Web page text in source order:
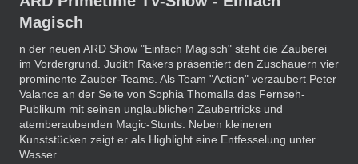
Magisch
n der neuen ARD Show "Einfach Magisch" steht die Zauberei
im Vordergrund. Judith Rakers präsentiert den Zuschauern vier
prominente Zauber-Teams. Als Team "Action" verzaubert Peter
Valance an der Seite von Sophia Thomalla das Fernseh-
Publikum mit seinen unglaublichen Zaubertricks und
atemberaubenden Magic-Stunts. Neben kleineren
Kunststücken zeigt er als Highlight eine Entfesselung unter
Wasser.